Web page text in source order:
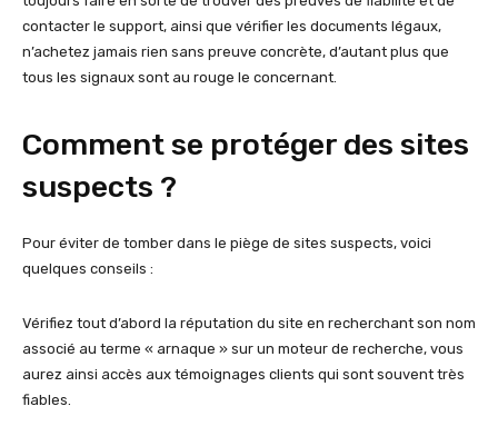
contacter le support, ainsi que vérifier les documents légaux,
n’achetez jamais rien sans preuve concrète, d’autant plus que
tous les signaux sont au rouge le concernant.
Comment se protéger des sites
suspects ?
Pour éviter de tomber dans le piège de sites suspects, voici
quelques conseils :
Vérifiez tout d’abord la réputation du site en recherchant son nom
associé au terme « arnaque » sur un moteur de recherche, vous
aurez ainsi accès aux témoignages clients qui sont souvent très
fiables.